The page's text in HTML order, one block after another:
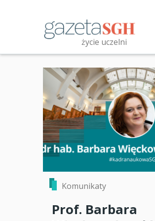
życie uczelni
Przeszukaj witrynę
Komunikaty
Prof. Barbara